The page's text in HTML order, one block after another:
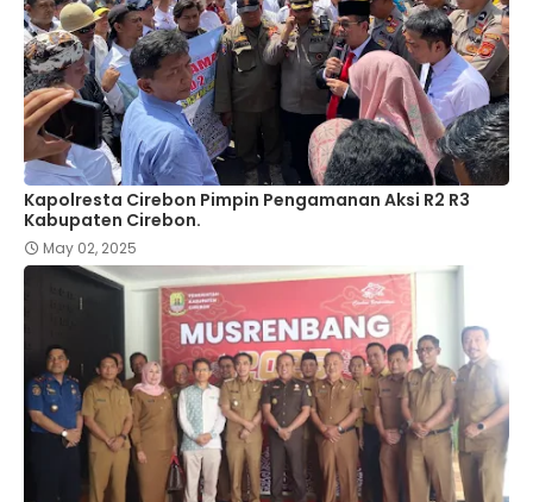
Kapolresta Cirebon Pimpin Pengamanan Aksi R2 R3
Kabupaten Cirebon.
May 02, 2025